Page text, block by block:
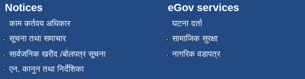
Notices
काम कर्तवय अधिकार
सूचना तथा समाचार
सार्वजनिक खरीद /बोलपत्र सूचना
एन, कानुन तथा निर्देशिका
eGov services
घटना दर्ता
सामाजिक सुरक्षा
नागरिक वडापत्र